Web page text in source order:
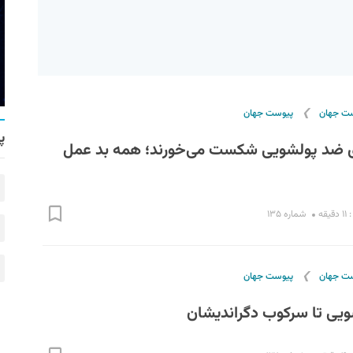
جهان ❯ پیوست جهان
ضد پولشویی شکست می‌خورند؛ همه بد عمل
شماره ۱۳۵
جهان ❯ پیوست جهان
تا سرکوب دگراندیشان